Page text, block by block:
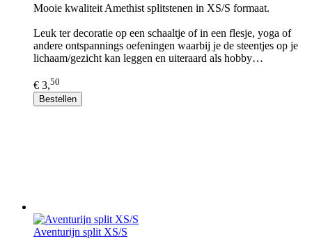
Mooie kwaliteit Amethist splitstenen in XS/S formaat.
Leuk ter decoratie op een schaaltje of in een flesje, yoga of
andere ontspannings oefeningen waarbij je de steentjes op je
lichaam/gezicht kan leggen en uiteraard als hobby…
€ 3,50
Bestellen
Aventurijn split XS/S